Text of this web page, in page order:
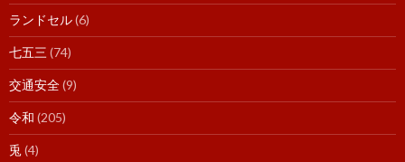
ランドセル(6)
七五三 (74)
交通安全(9)
令和 (205)
兎 (4)